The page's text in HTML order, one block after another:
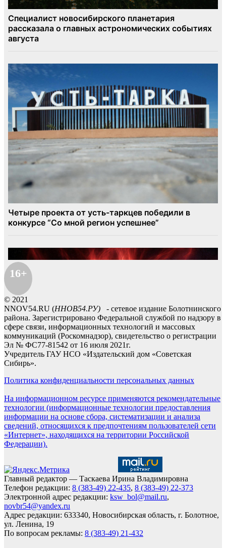
16+
© 2021
NNOV54.RU (ННОВ54.РУ) - сетевое издание Болотнинского
района. Зарегистрировано Федеральной службой по надзору в
сфере связи, информационных технологий и массовых
коммуникаций (Роскомнадзор), свидетельство о регистрации
Эл № ФС77-81542 от 16 июля 2021г.
Учредитель ГАУ НСО «Издательский дом «Советская
Сибирь».
Политика конфиденциальности персональных данных
На информационном ресурсе применяются рекомендательные
технологии (информационные технологии предоставления
информации на основе сбора, систематизации и анализа
сведений, относящихся к предпочтениям пользователей сети
«Интернет», находящихся на территории Российской
Федерации).
Главный редактор — Таскаева Ирина Владимировна
Телефон редакции: 8 (383-49) 22-435, 8 (383-49) 22-373
Электронной адрес редакции: ksw_bol@mail.ru,
novbr54@yandex.ru
Адрес редакции: 633340, Новосибирская область, г. Болотное,
ул. Ленина, 19
По вопросам рекламы: 8 (383-49) 21-432